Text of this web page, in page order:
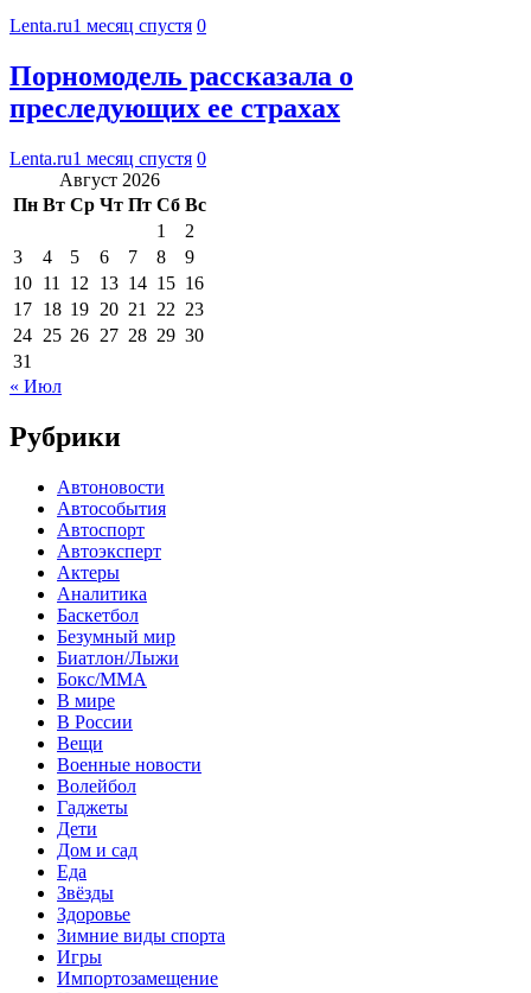
Lenta.ru1 месяц спустя 0
Порномодель рассказала о
преследующих ее страхах
Lenta.ru1 месяц спустя 0
Август 2026
Пн Вт Ср Чт Пт Сб Вс
1
2
3
4 5 6 7 8
9
10 11 12 13 14 15 16
17 18 19 20 21 22 23
24 25 26 27 28 29 30
31
« Июл
Рубрики
Автоновости
Автособытия
Автоспорт
Автоэксперт
Актеры
Аналитика
Баскетбол
Безумный мир
Биатлон/Лыжи
Бокс/MMA
В мире
В России
Вещи
Военные новости
Волейбол
Гаджеты
Дети
Дом и сад
Еда
Звёзды
Здоровье
Зимние виды спорта
Игры
Импортозамещение